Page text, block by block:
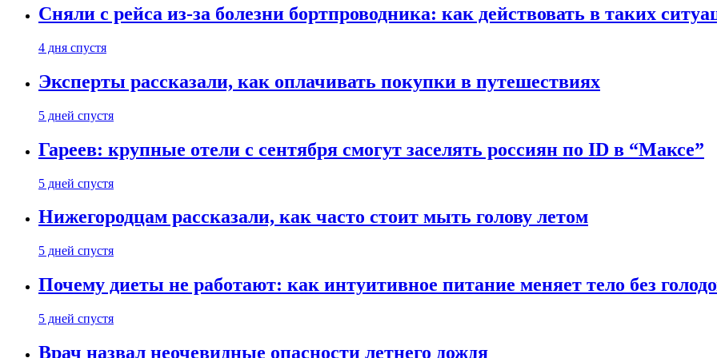
Сняли с рейса из-за болезни бортпроводника: как действовать в таких
4 дня спустя
Эксперты рассказали, как оплачивать покупки в путешествиях
5 дней спустя
Гареев: крупные отели с сентября смогут заселять россиян по ID в “Максе”
5 дней спустя
Нижегородцам рассказали, как часто стоит мыть голову летом
5 дней спустя
Почему диеты не работают: как интуитивное питание меняет тело без
5 дней спустя
Врач назвал неочевидные опасности летнего дождя